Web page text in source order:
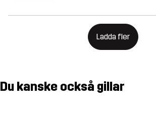
Ladda fler
Du kanske också gillar